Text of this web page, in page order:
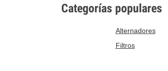
Categorías populares
Alternadores
Filtros